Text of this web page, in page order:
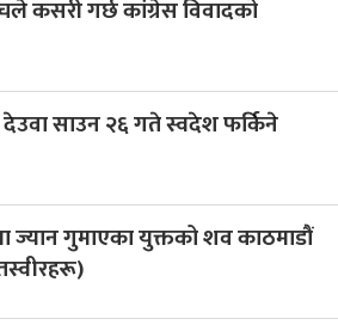
कसरी गर्छ कांग्रेस विवादको
साउन २६ गते स्वदेश फर्किने
ज्यान गुमाएका युक्तको शव काठमाडौं